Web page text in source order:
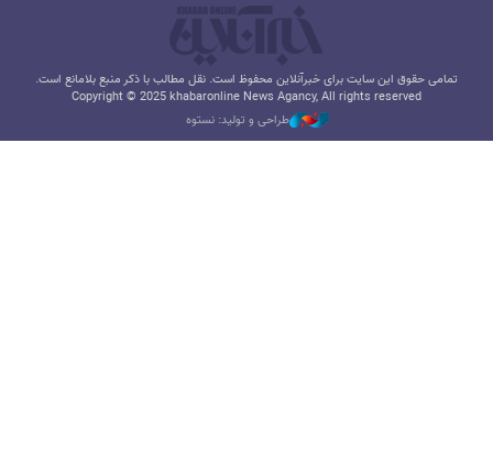
تمامی حقوق این سایت برای خبرآنلاین محفوظ است. نقل مطالب با ذکر منبع بلامانع است.
Copyright © 2025 khabaronline News Agancy, All rights reserved
طراحی و تولید: نستوه